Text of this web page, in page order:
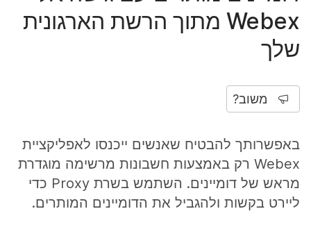
Webex מתוך הרשת הארגונית
שלך
משוב?
באפשרותך להבטיח שאנשים ייכנסו לאפליקציית
Webex רק באמצעות חשבונות מרשימה מוגדרת
מראש של דומיינים. השתמש בשרת Proxy כדי
ליירט בקשות ולהגביל את הדומיינים המותרים.